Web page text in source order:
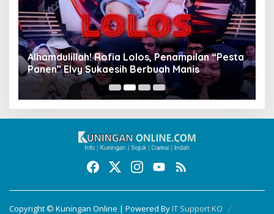
Alhamdulillah! Rofia Lolos, Penampilan “Pesta
Panen” Elvy Sukaesih Berbuah Manis
Copyright © Kuningan Online | Powered ByIT Support KO